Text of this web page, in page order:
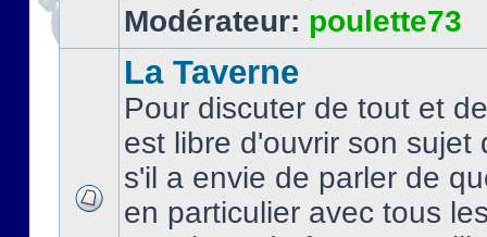
Modérateur: poulette73
La Taverne
Pour discuter de tout et
est libre d'ouvrir son sujet
s'il a envie de parler de
en particulier avec tous